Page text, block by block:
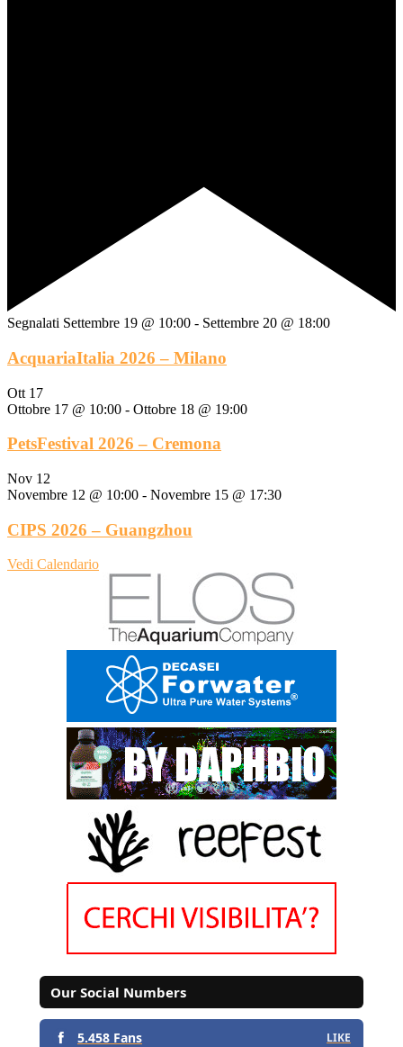
Segnalati Settembre 19 @ 10:00 - Settembre 20 @ 18:00
AcquariaItalia 2026 – Milano
Ott 17
Ottobre 17 @ 10:00 - Ottobre 18 @ 19:00
PetsFestival 2026 – Cremona
Nov 12
Novembre 12 @ 10:00 - Novembre 15 @ 17:30
CIPS 2026 – Guangzhou
Vedi Calendario
Our Social Numbers
5.458 Fans LIKE